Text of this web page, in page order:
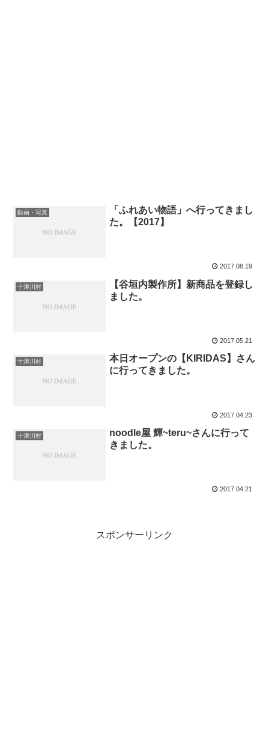
動画・写真
「ふれあい物語」へ行ってきまし
た。【2017】
2017.08.19
十津川村
【谷垣内製作所】新商品を登録し
ました。
2017.05.21
十津川村
本日オープンの【KIRIDAS】さん
に行ってきました。
2017.04.23
十津川村
noodle屋 輝~teru~さんに行って
きました。
2017.04.21
スポンサーリンク